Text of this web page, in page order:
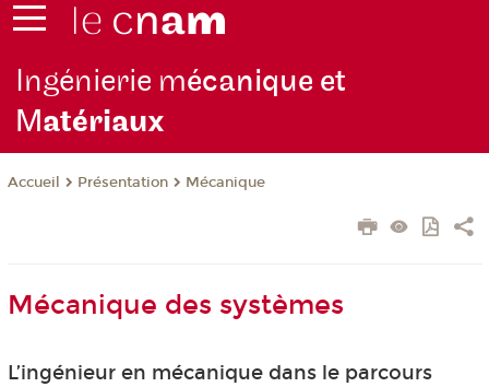
Ingénierie mécanique et
Matériaux
Accueil Présentation Mécanique
Mécanique des systèmes
L’ingénieur en mécanique dans le parcours